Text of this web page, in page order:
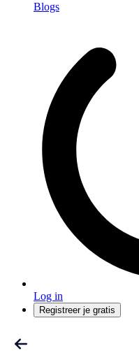
Blogs
Log in
Registreer je gratis